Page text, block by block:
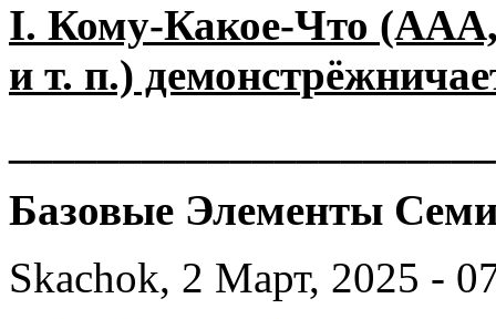
I. Кому-Какое-Что
и т. п.)
Базовые Элементы
Skachok, 2 Март, 2025 -